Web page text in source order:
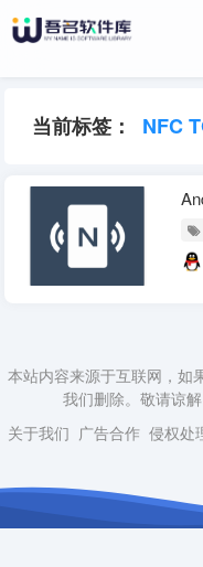
当前标签： NFC
本站内容来源于互联网，如
我们删除。敬请谅
关于我们 广告合作 侵权处